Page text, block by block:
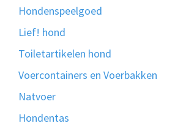
Hondenspeelgoed
Lief! hond
Toiletartikelen hond
Voercontainers en Voerbakken
Natvoer
Hondentas